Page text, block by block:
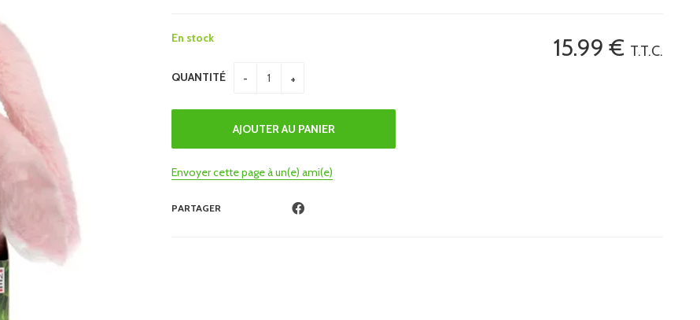
15.99 € T.T.C.
En stock
QUANTITÉ
Envoyer cette page à un(e) ami(e)
PARTAGER